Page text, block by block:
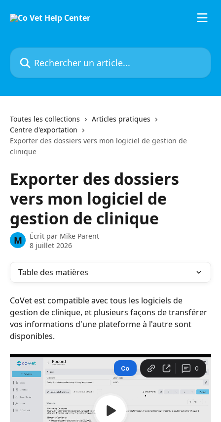
Rechercher un article...
Toutes les collections
Articles pratiques
Centre d'exportation
Exporter des dossiers vers mon logiciel de gestion de
clinique
Exporter des dossiers
vers mon logiciel de
gestion de clinique
M Écrit par Mike Parent
8 juillet 2026
Table des matières
CoVet est compatible avec tous les logiciels de
gestion de clinique, et plusieurs façons de transférer
vos informations d'une plateforme à l'autre sont
disponibles.